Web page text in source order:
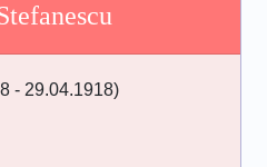
- 29.04.1918)